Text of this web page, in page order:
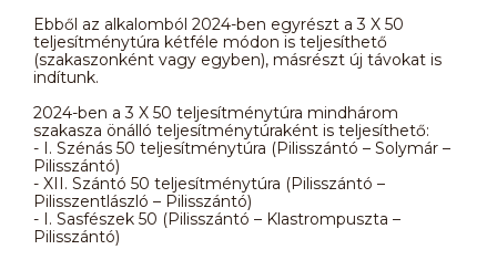
Ebből az alkalomból 2024-ben egyrészt a 3 X 50
teljesítménytúra kétféle módon is teljesíthető
(szakaszonként vagy egyben), másrészt új távokat is
indítunk.
2024-ben a 3 X 50 teljesítménytúra mindhárom
szakasza önálló teljesítménytúraként is teljesíthető:
- I. Szénás 50 teljesítménytúra (Pilisszántó – Solymár –
Pilisszántó)
- XII. Szántó 50 teljesítménytúra (Pilisszántó –
Pilisszentlászló – Pilisszántó)
- I. Sasfészek 50 (Pilisszántó – Klastrompuszta –
Pilisszántó)